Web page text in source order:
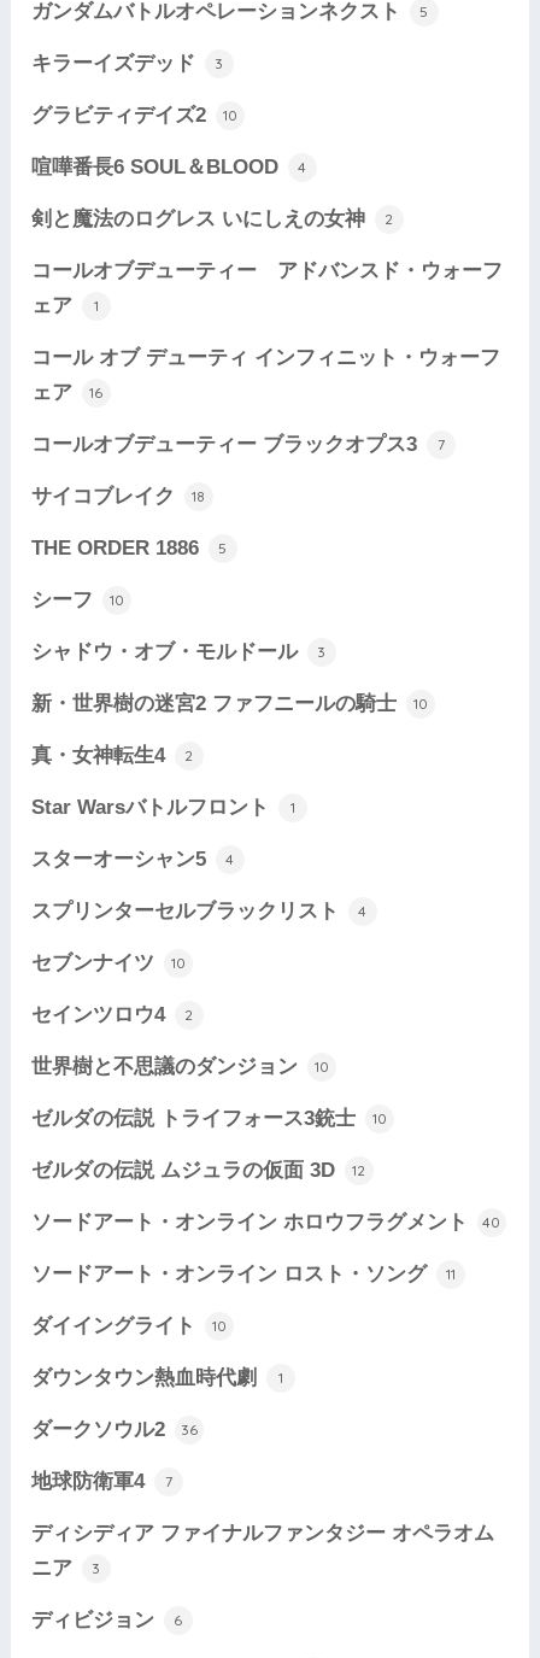
ガンダムバトルオペレーションネクスト 5
キラーイズデッド 3
グラビティデイズ2 10
喧嘩番長6 SOUL＆BLOOD 4
剣と魔法のログレス いにしえの女神 2
コールオブデューティー アドバンスド・ウォーフ
ェア
1
コール オブ デューティ インフィニット・ウォーフ
ェア
16
コールオブデューティー ブラックオプス3 7
サイコブレイク 18
THE ORDER 1886 5
シーフ 10
シャドウ・オブ・モルドール 3
新・世界樹の迷宮2 ファフニールの騎士 10
真・女神転生4 2
Star Warsバトルフロント 1
スターオーシャン5 4
スプリンターセルブラックリスト 4
セブンナイツ 10
セインツロウ4 2
世界樹と不思議のダンジョン 10
ゼルダの伝説 トライフォース3銃士 10
ゼルダの伝説 ムジュラの仮面 3D 12
ソードアート・オンライン ホロウフラグメント 40
ソードアート・オンライン ロスト・ソング 11
ダイイングライト 10
ダウンタウン熱血時代劇 1
ダークソウル2 36
地球防衛軍4 7
ディシディア ファイナルファンタジー オペラオム
ニア
3
ディビジョン 6